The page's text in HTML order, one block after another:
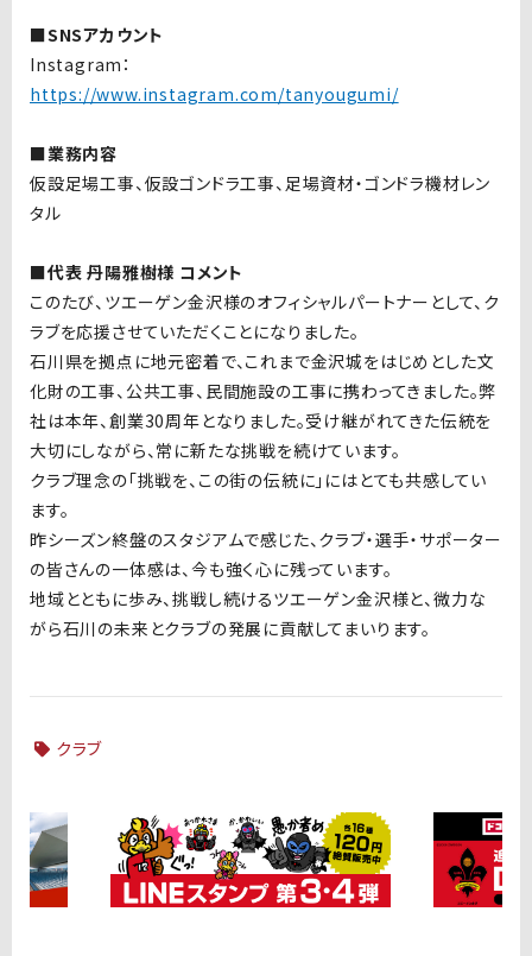
■SNSアカウント
Instagram：
https://www.instagram.com/tanyougumi/
■業務内容
仮設足場工事、仮設ゴンドラ工事、足場資材・ゴンドラ機材レン
タル
■代表 丹陽雅樹様 コメント
このたび、ツエーゲン金沢様のオフィシャルパートナーとして、ク
ラブを応援させていただくことになりました。
石川県を拠点に地元密着で、これまで金沢城をはじめとした文
化財の工事、公共工事、民間施設の工事に携わってきました。弊
社は本年、創業30周年となりました。受け継がれてきた伝統を
大切にしながら、常に新たな挑戦を続けています。
クラブ理念の「挑戦を、この街の伝統に」にはとても共感してい
ます。
昨シーズン終盤のスタジアムで感じた、クラブ・選手・サポーター
の皆さんの一体感は、今も強く心に残っています。
地域とともに歩み、挑戦し続けるツエーゲン金沢様と、微力な
がら石川の未来とクラブの発展に貢献してまいります。
クラブ